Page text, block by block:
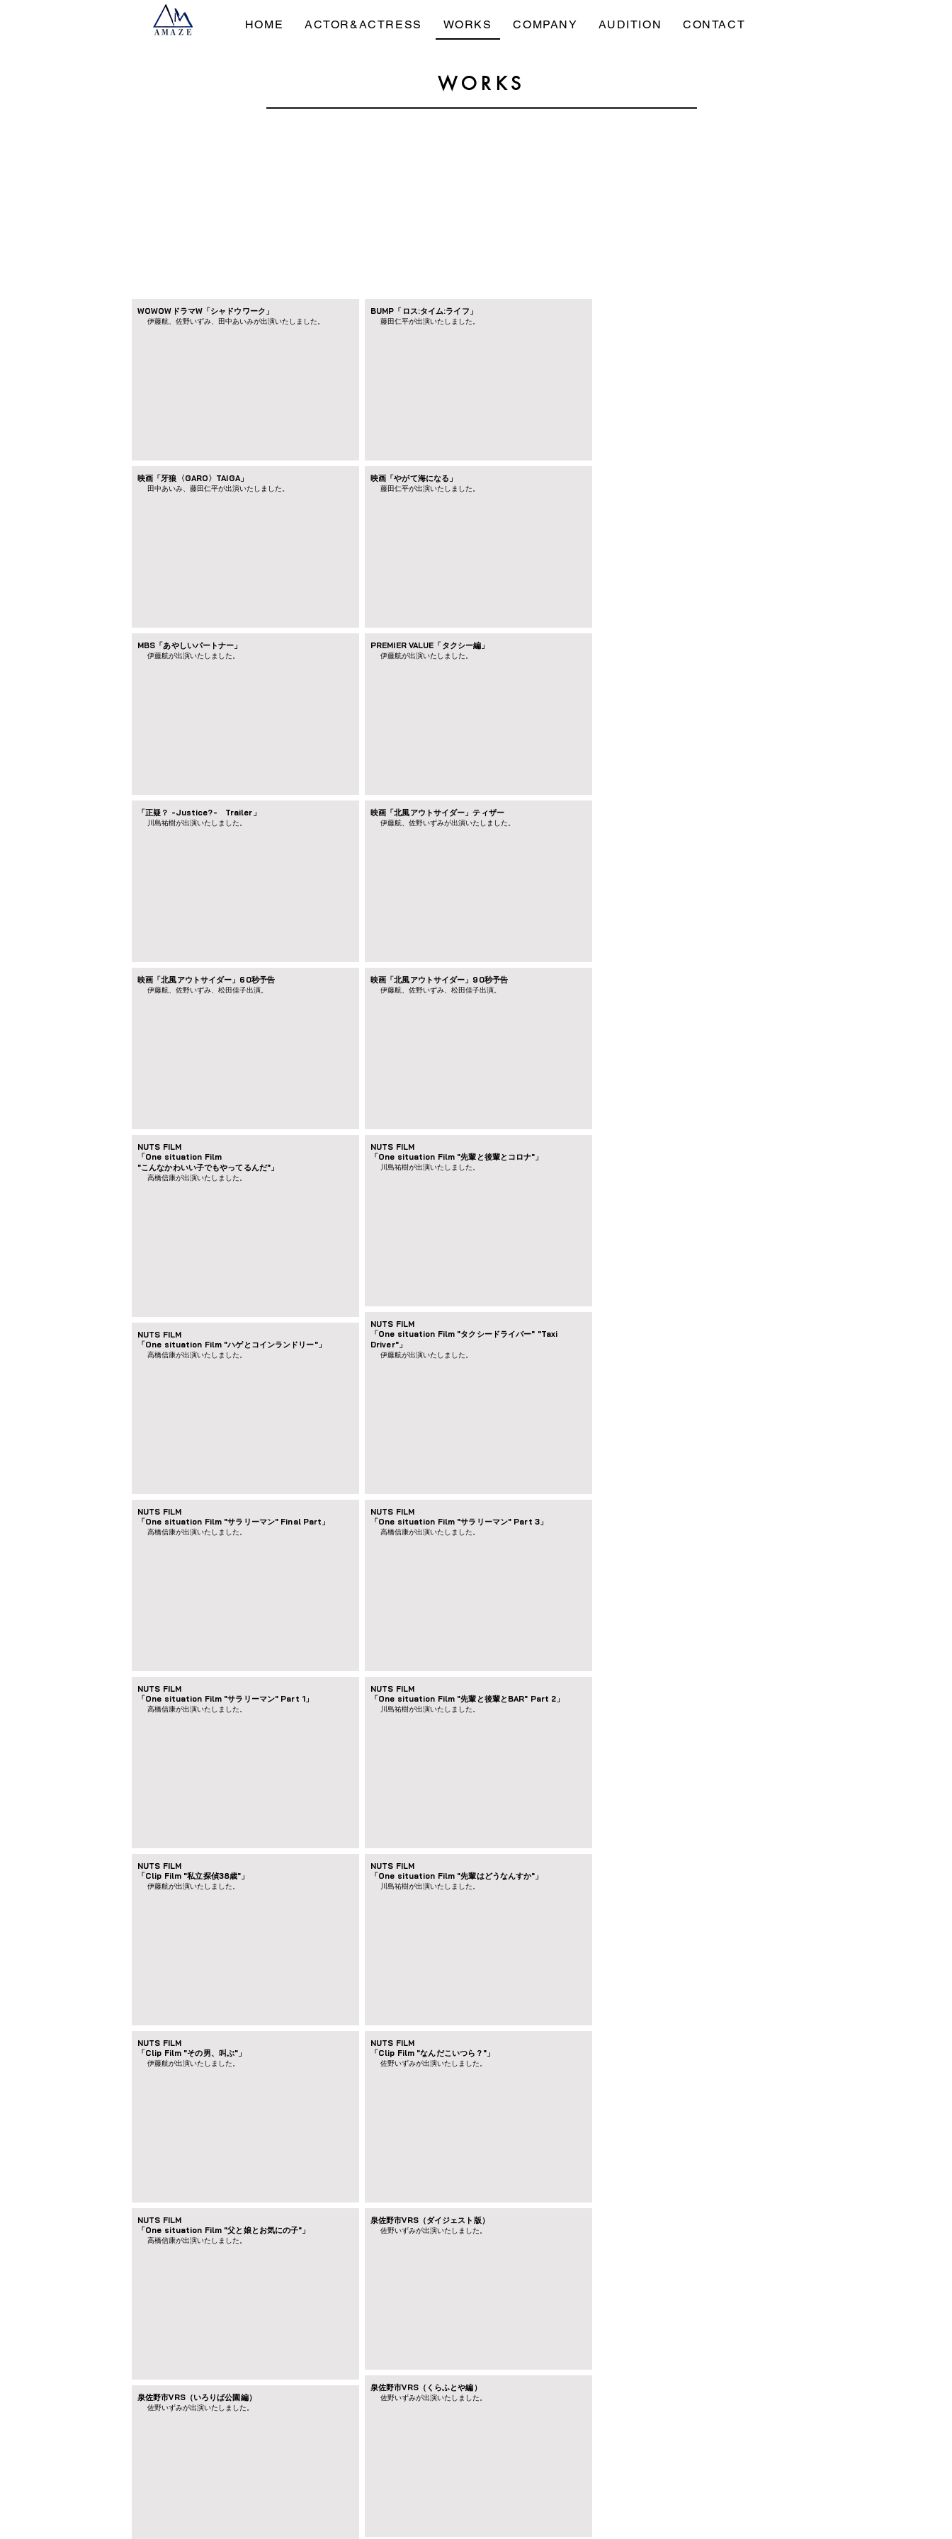
HOME ACTOR&ACTRESS WORKS COMPANY AUDITION CONTACT
WORKS
WOWOWドラマW「シャドウワーク」
伊藤航、佐野いずみ、田中あいみが出演いたしました。
映画「牙狼〈GARO〉TAIGA」
田中あいみ、藤田仁平が出演いたしました。
MBS「あやしいパートナー」
伊藤航が出演いたしました。
「正疑？ -Justice?- Trailer」
川島祐樹が出演いたしました。
映画「北風アウトサイダー」60秒予告
​伊藤航、佐野いずみ、松田佳子出演。
NUTS FILM
「One situation Film
"こんなかわいい子でもやってるんだ"」
高橋信康が出演いたしました。
NUTS FILM
「One situation Film "ハゲとコインランドリー"」
高橋信康が出演いたしました。
NUTS FILM
「One situation Film "サラリーマン" Final Part」
高橋信康が出演いたしました。
NUTS FILM
「One situation Film "サラリーマン" Part 1」
高橋信康が出演いたしました。
NUTS FILM
「Clip Film "私立探偵38歳"」
伊藤航が出演いたしました。
NUTS FILM
「Clip Film "その男、叫ぶ"」
伊藤航が出演いたしました。
NUTS FILM
「One situation Film "父と娘とお気にの子"」
高橋信康が出演いたしました。
泉佐野市VRS（いろりば公園編）
​佐野いずみが出演いたしました。
BUMP「ロス:タイム:ライフ」
藤田仁平が出演いたしました。
映画「やがて海になる」
藤田仁平が出演いたしました。
PREMIER VALUE「タクシー編」
伊藤航が出演いたしました。
映画「北風アウトサイダー」ティザー
​伊藤航、佐野いずみが出演いたしました。
映画「北風アウトサイダー」90秒予告
​伊藤航、佐野いずみ、松田佳子出演。
NUTS FILM
「One situation Film "先輩と後輩とコロナ"」
川島祐樹が出演いたしました。
NUTS FILM
「One situation Film "タクシードライバー" "Taxi
Driver"」
伊藤航が出演いたしました。
NUTS FILM
「One situation Film "サラリーマン" Part 3」
高橋信康が出演いたしました。
NUTS FILM
「One situation Film "先輩と後輩とBAR" Part 2」
川島祐樹が出演いたしました。
NUTS FILM
「One situation Film "先輩はどうなんすか"」
川島祐樹が出演いたしました。
NUTS FILM
「Clip Film "なんだこいつら？"」
佐野いずみが出演いたしました。
泉佐野市VRS（ダイジェスト版）
佐野いずみが出演いたしました。
泉佐野市VRS（くらふとや編）
​佐野いずみが出演いたしました。